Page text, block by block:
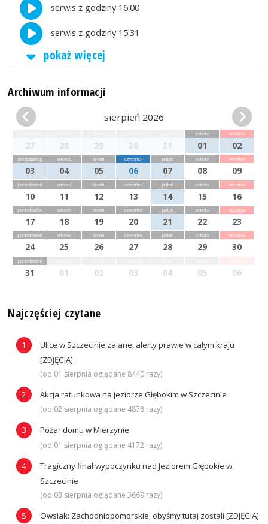
serwis z godziny 16:00
serwis z godziny 15:31
pokaż więcej
Archiwum informacji
sierpień 2026
27 28 29 30 31
sobota
01
niedziela
02
poniedziałek
03
wtorek
04
środa
05
czwartek
06
piątek
07
sobota
08
niedziela
09
poniedziałek
10
wtorek
11
środa
12
czwartek
13
piątek
14
sobota
15
niedziela
16
poniedziałek
17
wtorek
18
środa
19
czwartek
20
piątek
21
sobota
22
niedziela
23
poniedziałek
24
wtorek
25
środa
26
czwartek
27
piątek
28
sobota
29
niedziela
30
poniedziałek
31 01 02 03 04 05 06
Najczęściej czytane
Ulice w Szczecinie zalane, alerty prawie w całym kraju
[ZDJĘCIA]
(od 01 sierpnia oglądane 8440 razy)
Akcja ratunkowa na jeziorze Głębokim w Szczecinie
(od 02 sierpnia oglądane 4878 razy)
Pożar domu w Mierzynie
(od 01 sierpnia oglądane 4172 razy)
Tragiczny finał wypoczynku nad Jeziorem Głębokie w
Szczecinie
(od 03 sierpnia oglądane 3669 razy)
Owsiak: Zachodniopomorskie, obyśmy tutaj zostali [ZDJĘCIA]